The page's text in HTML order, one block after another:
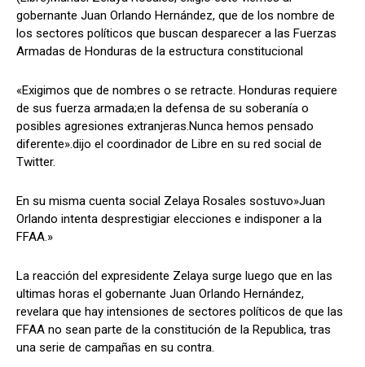
Comparta
Facebook
Síganos
Comparta
Facebook
Síganos
gobernante Juan Orlando Hernández, que de los nombre de
los sectores políticos que buscan desparecer a las Fuerzas
Armadas de Honduras de la estructura constitucional
«Exigimos que de nombres o se retracte. Honduras requiere
de sus fuerza armada;en la defensa de su soberanía o
posibles agresiones extranjeras.Nunca hemos pensado
diferente».dijo el coordinador de Libre en su red social de
Twitter.
En su misma cuenta social Zelaya Rosales sostuvo»Juan
Orlando intenta desprestigiar elecciones e indisponer a la
FFAA.»
La reacción del expresidente Zelaya surge luego que en las
ultimas horas el gobernante Juan Orlando Hernández,
revelara que hay intensiones de sectores políticos de que las
FFAA no sean parte de la constitución de la Republica, tras
una serie de campañas en su contra.